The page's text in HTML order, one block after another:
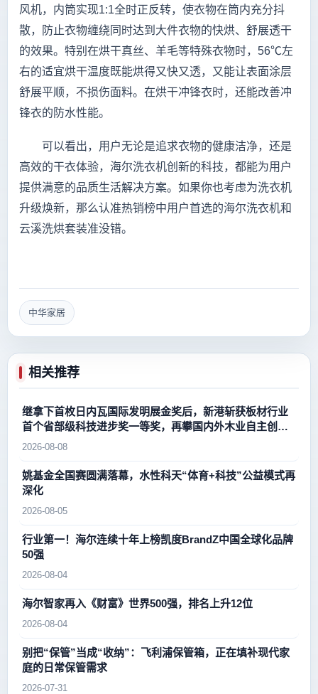
风机，内筒实现1:1全时正反转，使衣物在筒内充分抖
散，防止衣物缠绕同时达到大件衣物的快烘、舒展透干
的效果。特别在烘干真丝、羊毛等特殊衣物时，56℃左
右的适宜烘干温度既能烘得又快又透，又能让表面涂层
舒展平顺，不损伤面料。在烘干冲锋衣时，还能改善冲
锋衣的防水性能。
可以看出，用户无论是追求衣物的健康洁净，还是
高效的干衣体验，海尔洗衣机创新的科技，都能为用户
提供满意的品质生活解决方案。如果你也考虑为洗衣机
升级焕新，那么认准热销榜中用户首选的海尔洗衣机和
云溪洗烘套装准没错。
中华家居
相关推荐
继拿下首枚日内瓦国际发明展金奖后，新港斩获板材行业
首个省部级科技进步奖一等奖，再攀国内外木业自主创新
新高峰
2026-08-08
姚基金全国赛圆满落幕，水性科天“体育+科技”公益模式再
深化
2026-08-05
行业第一！海尔连续十年上榜凯度BrandZ中国全球化品牌
50强
2026-08-04
海尔智家再入《财富》世界500强，排名上升12位
2026-08-04
别把“保管”当成“收纳”：飞利浦保管箱，正在填补现代家
庭的日常保管需求
2026-07-31